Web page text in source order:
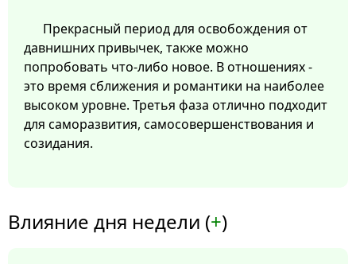
Прекрасный период для освобождения от
давнишних привычек, также можно
попробовать что-либо новое. В отношениях -
это время сближения и романтики на наиболее
высоком уровне. Третья фаза отлично подходит
для саморазвития, самосовершенствования и
созидания.
Влияние дня недели (+)